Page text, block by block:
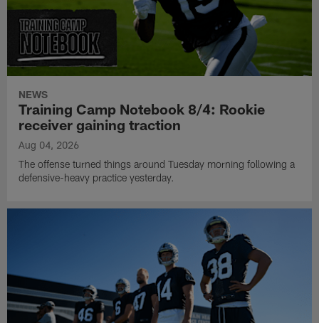
NEWS
Training Camp Notebook 8/4: Rookie
receiver gaining traction
Aug 04, 2026
The offense turned things around Tuesday morning following a
defensive-heavy practice yesterday.